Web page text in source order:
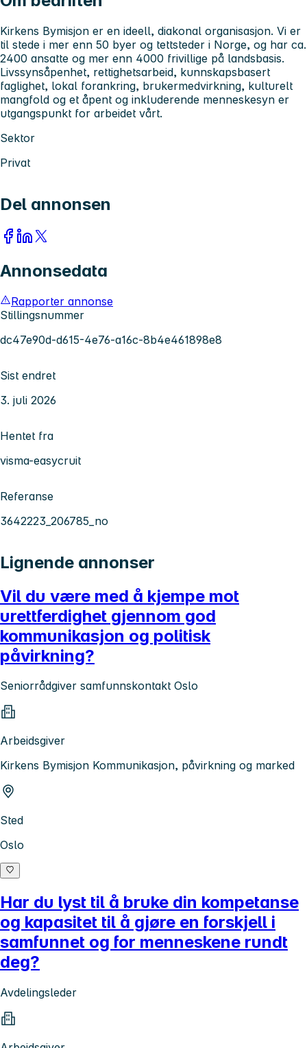
Kirkens Bymisjon er en ideell, diakonal organisasjon. Vi er
til stede i mer enn 50 byer og tettsteder i Norge, og har ca.
2400 ansatte og mer enn 4000 frivillige på landsbasis.
Livssynsåpenhet, rettighetsarbeid, kunnskapsbasert
faglighet, lokal forankring, brukermedvirkning, kulturelt
mangfold og et åpent og inkluderende menneskesyn er
utgangspunkt for arbeidet vårt.
Sektor
Privat
Del annonsen
Annonsedata
Rapporter annonse
Stillingsnummer
dc47e90d-d615-4e76-a16c-8b4e461898e8
Sist endret
3. juli 2026
Hentet fra
visma-easycruit
Referanse
3642223_206785_no
Lignende annonser
Vil du være med å kjempe mot
urettferdighet gjennom god
kommunikasjon og politisk
påvirkning?
Seniorrådgiver samfunnskontakt Oslo
Arbeidsgiver
Kirkens Bymisjon Kommunikasjon, påvirkning og marked
Sted
Oslo
Har du lyst til å bruke din kompetanse
og kapasitet til å gjøre en forskjell i
samfunnet og for menneskene rundt
deg?
Avdelingsleder